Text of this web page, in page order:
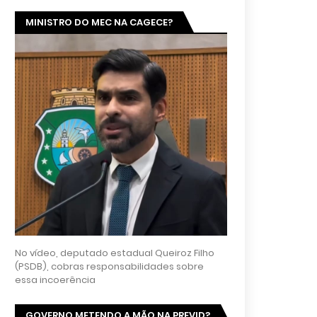
MINISTRO DO MEC NA CAGECE?
No vídeo, deputado estadual Queiroz Filho
(PSDB), cobras responsabilidades sobre
essa incoerência